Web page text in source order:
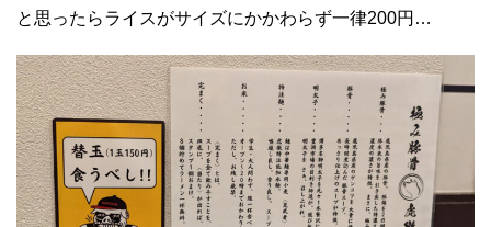
と思ったらライスがサイズにかかわらず一律200円…